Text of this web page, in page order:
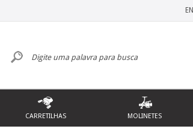
CARRETILHAS MOLINETES